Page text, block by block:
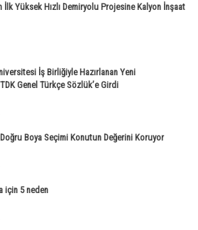
İlk Yüksek Hızlı Demiryolu Projesine Kalyon İnşaat
İş Birliğiyle Hazırlanan Yeni
Genel Türkçe Sözlük’e Girdi
Doğru Boya Seçimi Konutun Değerini Koruyor
için 5 neden